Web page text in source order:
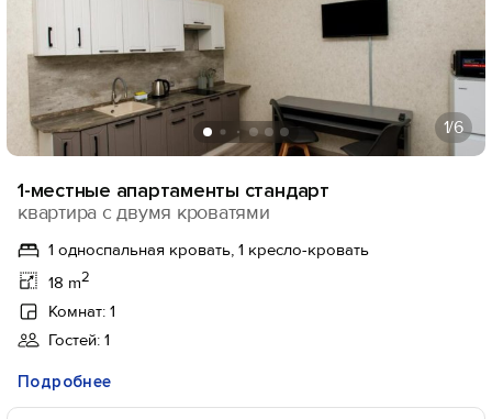
1/6
1-местные апартаменты стандарт
квартира с двумя кроватями
1 односпальная кровать, 1 кресло-кровать
18 m2
Комнат: 1
Гостей: 1
Подробнее